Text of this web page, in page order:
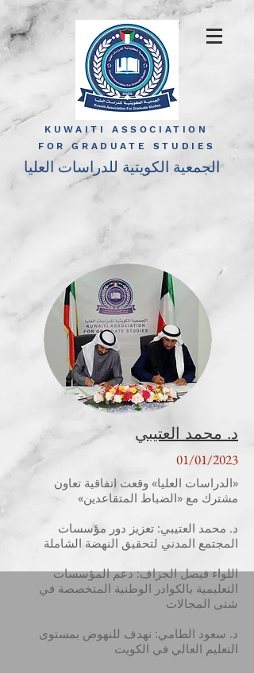
KUWAITI ASSOCIATION
FOR GRADUATE STUDIES
الجمعية الكويتية للدراسات العليا
د. محمد العتيبي
01/01/2023
«الدراسات العليا» وقعت اتفاقية تعاون
مشترك مع «الضباط المتقاعدين»
د. محمد العتيبي: تعزيز دور مؤسسات
المجتمع المدني لتحقيق النهضة الشاملة
اللواء فيصل الجزاف: دعم المؤسسات
التعليمية بالكوادر الوطنية المتخصصة في
شتى المجالات
د. سعود الطامي: نهدف للنهوض بمستوى
التعليم العالي في الكويت